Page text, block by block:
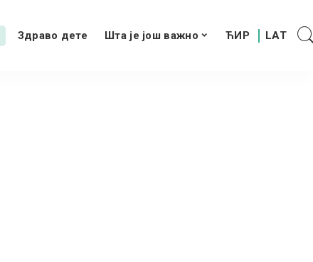
Здраво дете Шта је још важно